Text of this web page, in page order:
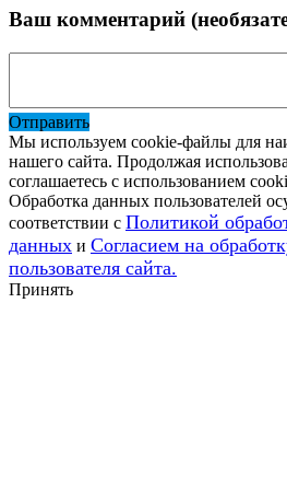
Ваш комментарий
Отправить
Мы используем cookie-файлы для
нашего сайта. Продолжая
соглашаетесь с использованием
Обработка данных пользователей
соответствии с Политикой
данных и Согласием на
пользователя сайта.
Принять